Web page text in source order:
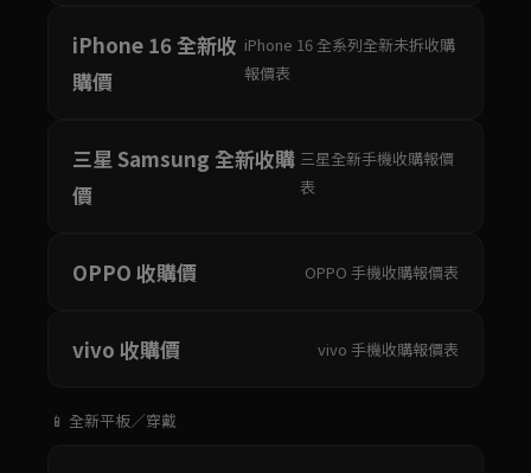
iPhone 16 全新收
購價
iPhone 16 全系列全新未拆收購
報價表
三星 Samsung 全新收購
價
三星全新手機收購報價
表
OPPO 收購價 OPPO 手機收購報價表
vivo 收購價 vivo 手機收購報價表
📱 全新平板／穿戴